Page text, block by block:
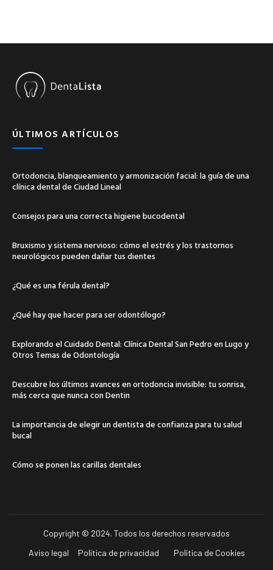
ÚLTIMOS ARTÍCULOS
Ortodoncia, blanqueamiento y armonización facial: la guía de una
clínica dental de Ciudad Lineal
Consejos para una correcta higiene bucodental
Bruxismo y sistema nervioso: cómo el estrés y los trastornos
neurológicos pueden dañar tus dientes
¿Qué es una férula dental?
¿Qué hay que hacer para ser odontólogo?
Explorando el Cuidado Dental: Clínica Dental San Pedro en Lugo y
Otros Temas de Odontología
Descubre los últimos avances en ortodoncia invisible: tu sonrisa,
más cerca que nunca con Dentin
La importancia de elegir un dentista de confianza para tu salud
bucal
Cómo se ponen las carillas dentales
Copyright © 2024. Todos los derechos reservados
Aviso legal
Política de privacidad Política de Cookies